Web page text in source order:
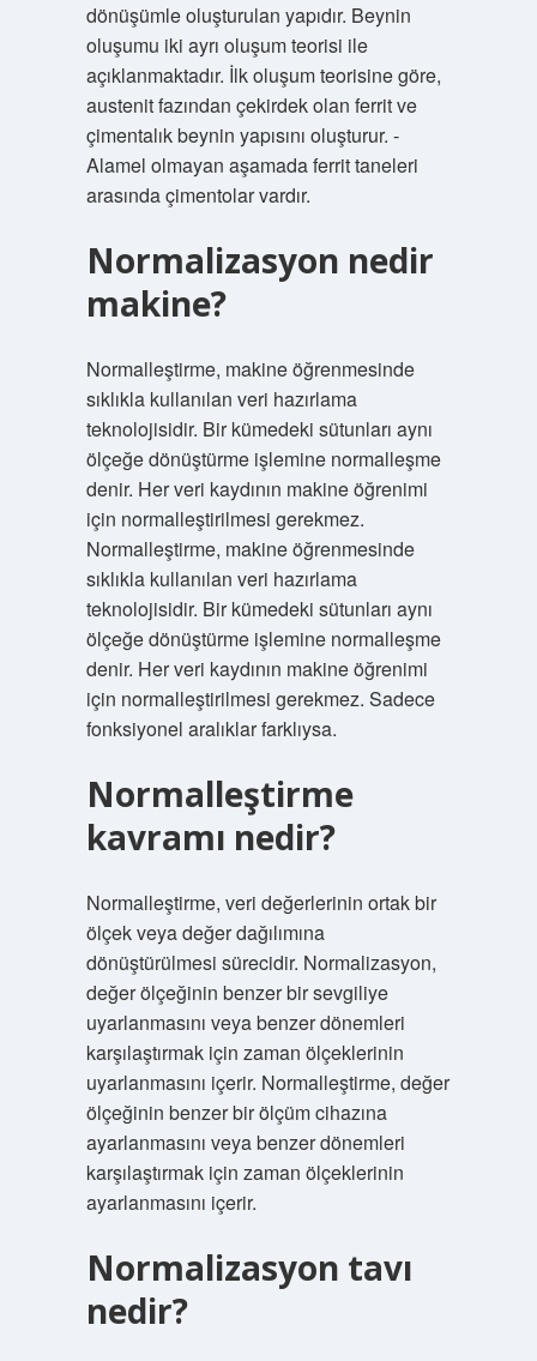
dönüşümle oluşturulan yapıdır. Beynin
oluşumu iki ayrı oluşum teorisi ile
açıklanmaktadır. İlk oluşum teorisine göre,
austenit fazından çekirdek olan ferrit ve
çimentalık beynin yapısını oluşturur. -
Alamel olmayan aşamada ferrit taneleri
arasında çimentolar vardır.
Normalizasyon nedir
makine?
Normalleştirme, makine öğrenmesinde
sıklıkla kullanılan veri hazırlama
teknolojisidir. Bir kümedeki sütunları aynı
ölçeğe dönüştürme işlemine normalleşme
denir. Her veri kaydının makine öğrenimi
için normalleştirilmesi gerekmez.
Normalleştirme, makine öğrenmesinde
sıklıkla kullanılan veri hazırlama
teknolojisidir. Bir kümedeki sütunları aynı
ölçeğe dönüştürme işlemine normalleşme
denir. Her veri kaydının makine öğrenimi
için normalleştirilmesi gerekmez. Sadece
fonksiyonel aralıklar farklıysa.
Normalleştirme
kavramı nedir?
Normalleştirme, veri değerlerinin ortak bir
ölçek veya değer dağılımına
dönüştürülmesi sürecidir. Normalizasyon,
değer ölçeğinin benzer bir sevgiliye
uyarlanmasını veya benzer dönemleri
karşılaştırmak için zaman ölçeklerinin
uyarlanmasını içerir. Normalleştirme, değer
ölçeğinin benzer bir ölçüm cihazına
ayarlanmasını veya benzer dönemleri
karşılaştırmak için zaman ölçeklerinin
ayarlanmasını içerir.
Normalizasyon tavı
nedir?